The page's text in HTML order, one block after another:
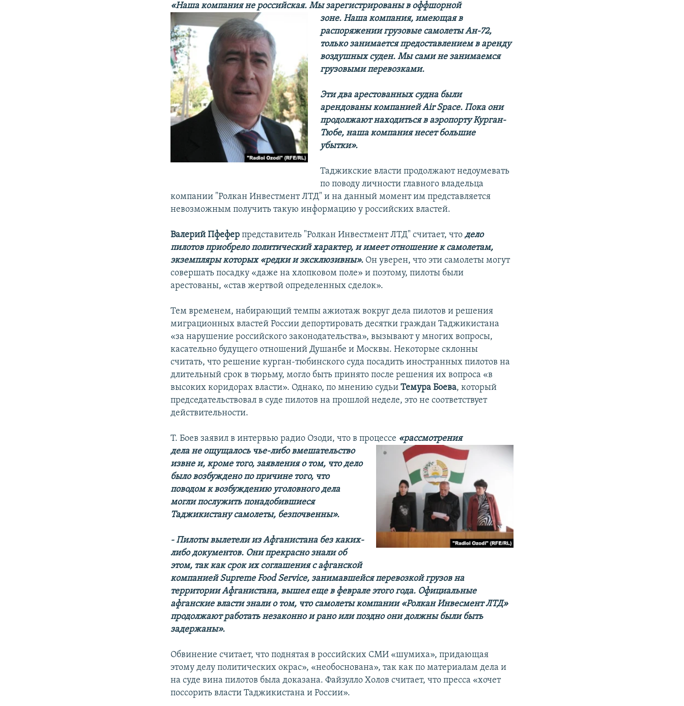
«Наша компания не российская. Мы зарегистрированы в оффшорной
зоне. Наша компания, имеющая в
распоряжении грузовые самолеты Ан-72,
только занимается предоставлением в аренду
воздушных суден. Мы сами не занимаемся
грузовыми перевозками.
Эти два арестованных судна были
арендованы компанией Air Space. Пока они
продолжают находиться в аэропорту Курган-
Тюбе, наша компания несет большие
убытки».
Таджикские власти продолжают недоумевать
по поводу личности главного владельца
компании "Ролкан Инвестмент ЛТД" и на данный момент им представляется
невозможным получить такую информацию у российских властей.
Валерий Пфеферпредставитель "Ролкан Инвестмент ЛТД" считает, чтодело
пилотов приобрело политический характер, и имеет отношение к самолетам,
экземпляры которых «редки и эксклюзивны». Он уверен, что эти самолеты могут
совершать посадку «даже на хлопковом поле» и поэтому, пилоты были
арестованы, «став жертвой определенных сделок».
Тем временем, набирающий темпы ажиотаж вокруг дела пилотов и решения
миграционных властей России депортировать десятки граждан Таджикистана
«за нарушение российского законодательства», вызывают у многих вопросы,
касательно будущего отношений Душанбе и Москвы. Некоторые склонны
считать, что решение курган-тюбинского суда посадить иностранных пилотов на
длительный срок в тюрьму, могло быть принято после решения их вопроса «в
высоких коридорах власти». Однако, по мнению судьиТемура Боева, который
председательствовал в суде пилотов на прошлой неделе, это не соответствует
действительности.
Т. Боев заявил в интервью радио Озоди, что в процессе «рассмотрения
дела не ощущалось чье-либо вмешательство
извне и, кроме того, заявления о том, что дело
было возбуждено по причине того, что
поводом к возбуждению уголовного дела
могли послужить понадобившиеся
Таджикистану самолеты, безпочвенны».
- Пилоты вылетели из Афганистана без каких-
либо документов. Они прекрасно знали об
этом, так как срок их соглашения с афганской
компанией Supreme Food Service, занимавшейся перевозкой грузов на
территории Афганистана, вышел еще в феврале этого года. Официальные
афганские власти знали о том, что самолеты компании «Ролкан Инвесмент ЛТД»
продолжают работать незаконно и рано или поздно они должны были быть
задержаны».
Обвинение считает, что поднятая в российских СМИ «шумиха», придающая
этому делу политических окрас», «необоснована», так как по материалам дела и
на суде вина пилотов была доказана. Файзулло Холов считает, что пресса «хочет
поссорить власти Таджикистана и России».